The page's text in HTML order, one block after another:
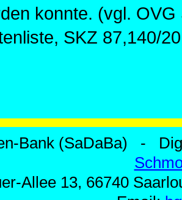
konnte. (vgl.
SKZ 87,140/
Bank (SaDaBa) -
Allee 13, 66740